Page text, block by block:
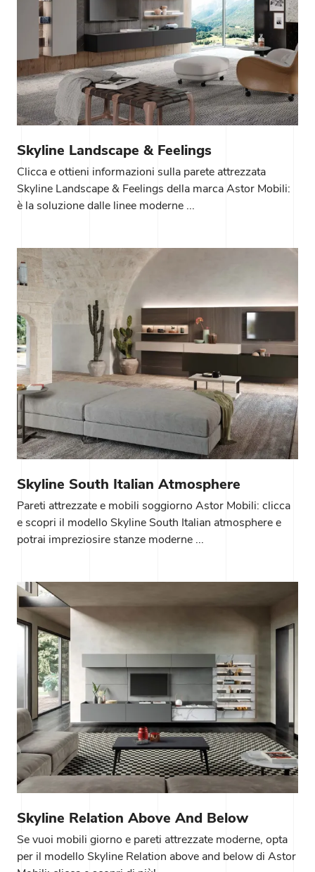
Skyline Landscape & Feelings
Clicca e ottieni informazioni sulla parete attrezzata
Skyline Landscape & Feelings della marca Astor Mobili:
è la soluzione dalle linee moderne ...
Skyline South Italian Atmosphere
Pareti attrezzate e mobili soggiorno Astor Mobili: clicca
e scopri il modello Skyline South Italian atmosphere e
potrai impreziosire stanze moderne ...
Skyline Relation Above And Below
Se vuoi mobili giorno e pareti attrezzate moderne, opta
per il modello Skyline Relation above and below di Astor